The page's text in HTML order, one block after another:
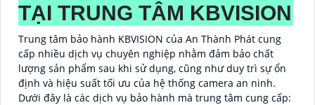
TẠI TRUNG TÂM KBVISION
Trung tâm bảo hành KBVISION của An Thành Phát cung
cấp nhiều dịch vụ chuyên nghiệp nhằm đảm bảo chất
lượng sản phẩm sau khi sử dụng, cũng như duy trì sự ổn
định và hiệu suất tối ưu của hệ thống camera an ninh.
Dưới đây là các dịch vụ bảo hành mà trung tâm cung cấp: